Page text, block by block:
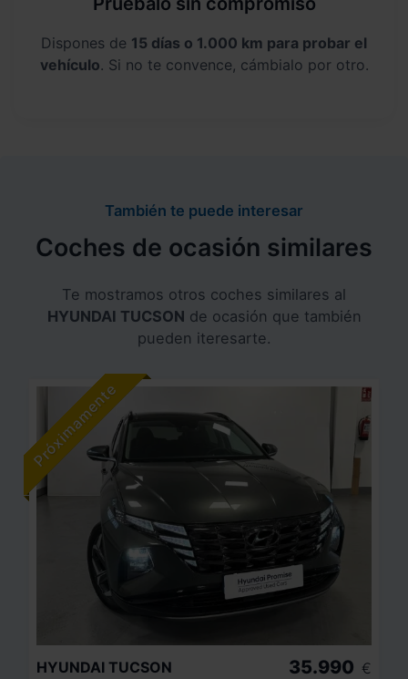
Dispones de 15 días o 1.000 km para probar el
vehículo. Si no te convence, cámbialo por otro.
También te puede interesar
Coches de ocasión similares
Te mostramos otros coches similares al
HYUNDAI TUCSON de ocasión que también
pueden iteresarte.
HYUNDAI TUCSON
35.990 €